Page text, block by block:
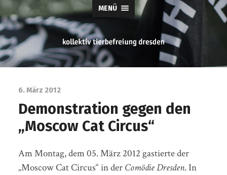
MENÜ
tierbefreiung
6. März 2012
Demonstration gegen den
„Moscow Cat Circus“
Am Montag, dem 05. März 2012 gastierte der
„Moscow Cat Circus“ in derComödie Dresden. In